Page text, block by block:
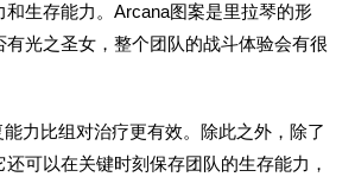
和生存能力。Arcana图案是里拉琴的形
光之圣女，整个团队的战斗体验会有很
力比组对治疗更有效。除此之外，除了
可以在关键时刻保存团队的生存能力，